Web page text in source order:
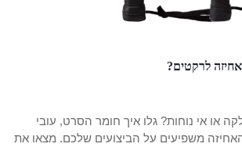
לרקטים?
או אי נוחות? גלו איך חומר הסרט, עובי
משפיעים על הביצועים שלכם. מצאו את